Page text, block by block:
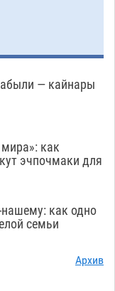
в Астрахани
подростку
труд
448
пермякам
08.08 416
Астрахани
с улицы
08.08
день в режиме
— кайнары
как
эчпочмаки для
как одно
семьи
Архив